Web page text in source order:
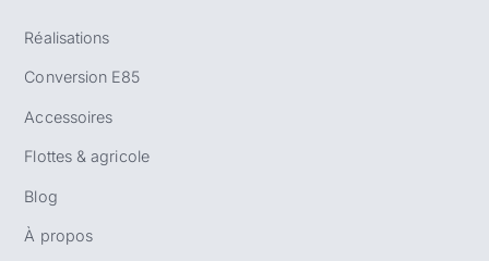
Réalisations
Conversion E85
Accessoires
Flottes & agricole
Blog
À propos